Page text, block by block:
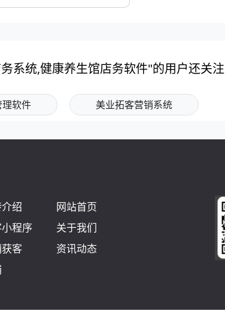
系统,健康养生馆店务软件"的用户还关注
软件 美业拓客营销系统
绍
网站首页
程序
关于我们
客
资讯动态